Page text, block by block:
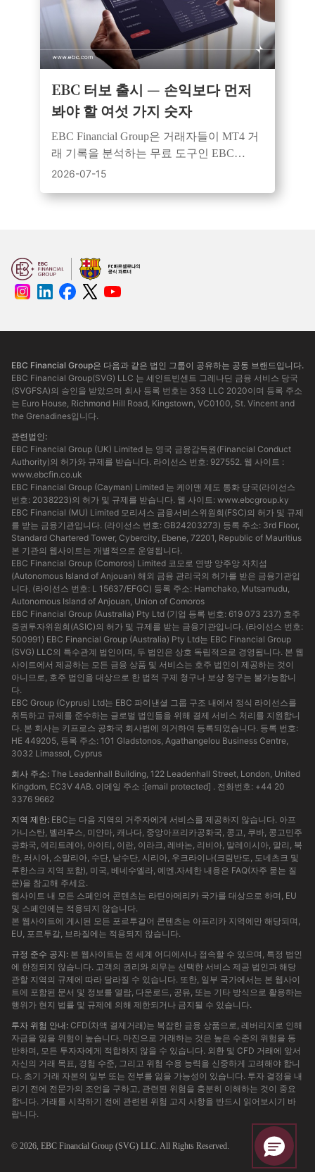
EBC 터보 출시 — 손익보다 먼저
봐야 할 여섯 가지 숫자
EBC Financial Group은 거래자들이 MT4 거
래 기록을 분석하는 무료 도구인 EBC
Turbo를 사용하여 성과, 위험 및 일관성을
2026-07-15
EBC Financial Group은 다음과 같은 법인 그룹이 공유하는 공동 브랜드입니다.
EBC Financial Group(SVG) LLC 는 세인트빈센트 그레나딘 금융 서비스 당국
(SVGFSA)의 승인을 받았으며 회사 등록 번호는 353 LLC 2020이며 등록 주소
는 Euro House, Richmond Hill Road, Kingstown, VC0100, St. Vincent and
the Grenadines입니다.
관련법인:
EBC Financial Group (UK) Limited 는 영국 금융감독원(Financial Conduct
Authority)의 허가와 규제를 받습니다. 라이선스 번호: 927552. 웹 사이트 :
www.ebcfin.co.uk
EBC Financial Group (Cayman) Limited 는 케이맨 제도 통화 당국(라이선스
번호: 2038223)의 허가 및 규제를 받습니다. 웹 사이트: www.ebcgroup.ky
EBC Financial (MU) Limited 모리셔스 금융서비스위원회(FSC)의 허가 및 규제
를 받는 금융기관입니다. (라이선스 번호: GB24203273) 등록 주소: 3rd Floor,
Standard Chartered Tower, Cybercity, Ebene, 72201, Republic of Mauritius
본 기관의 웹사이트는 개별적으로 운영됩니다.
EBC Financial Group (Comoros) Limited 코모로 연방 앙주앙 자치섬
(Autonomous Island of Anjouan) 해외 금융 관리국의 허가를 받은 금융기관입
니다. (라이선스 번호: L 15637/EFGC) 등록 주소: Hamchako, Mutsamudu,
Autonomous Island of Anjouan, Union of Comoros
EBC Financial Group (Australia) Pty Ltd (기업 등록 번호: 619 073 237) 호주
증권투자위원회(ASIC)의 허가 및 규제를 받는 금융기관입니다. (라이선스 번호:
500991) EBC Financial Group (Australia) Pty Ltd는 EBC Financial Group
(SVG) LLC의 특수관계 법인이며, 두 법인은 상호 독립적으로 경영됩니다. 본 웹
사이트에서 제공하는 모든 금융 상품 및 서비스는 호주 법인이 제공하는 것이
아니므로, 호주 법인을 대상으로 한 법적 구제 청구나 보상 청구는 불가능합니
다.
EBC Group (Cyprus) Ltd는 EBC 파이낸셜 그룹 구조 내에서 정식 라이선스를
취득하고 규제를 준수하는 글로벌 법인들을 위해 결제 서비스 처리를 지원합니
다. 본 회사는 키프로스 공화국 회사법에 의거하여 등록되었습니다. 등록 번호:
HE 449205, 등록 주소: 101 Gladstonos, Agathangelou Business Centre,
3032 Limassol, Cyprus
회사 주소: The Leadenhall Building, 122 Leadenhall Street, London, United
Kingdom, EC3V 4AB. 이메일 주소 :[email protected] . 전화번호: +44 20
3376 9662
지역 제한: EBC는 다음 지역의 거주자에게 서비스를 제공하지 않습니다. 아프
가니스탄, 벨라루스, 미얀마, 캐나다, 중앙아프리카공화국, 콩고, 쿠바, 콩고민주
공화국, 에리트레아, 아이티, 이란, 이라크, 레바논, 리비아, 말레이시아, 말리, 북
한, 러시아, 소말리아, 수단, 남수단, 시리아, 우크라이나(크림반도, 도네츠크 및
루한스크 지역 포함), 미국, 베네수엘라, 예멘.자세한 내용은 FAQ(자주 묻는 질
문)을 참고해 주세요.
웹사이트 내 모든 스페인어 콘텐츠는 라틴아메리카 국가를 대상으로 하며, EU
및 스페인에는 적용되지 않습니다.
본 웹사이트에 게시된 모든 포르투갈어 콘텐츠는 아프리카 지역에만 해당되며,
EU, 포르투갈, 브라질에는 적용되지 않습니다.
규정 준수 공지: 본 웹사이트는 전 세계 어디에서나 접속할 수 있으며, 특정 법인
에 한정되지 않습니다. 고객의 권리와 의무는 선택한 서비스 제공 법인과 해당
관할 지역의 규제에 따라 달라질 수 있습니다. 또한, 일부 국가에서는 본 웹사이
트에 포함된 문서 및 정보를 열람, 다운로드, 공유, 또는 기타 방식으로 활용하는
행위가 현지 법률 및 규제에 의해 제한되거나 금지될 수 있습니다.
투자 위험 안내: CFD(차액 결제거래)는 복잡한 금융 상품으로, 레버리지로 인해
자금을 잃을 위험이 높습니다. 마진으로 거래하는 것은 높은 수준의 위험을 동
반하며, 모든 투자자에게 적합하지 않을 수 있습니다. 외환 및 CFD 거래에 앞서
자신의 거래 목표, 경험 수준, 그리고 위험 수용 능력을 신중하게 고려해야 합니
다. 초기 거래 자본의 일부 또는 전부를 잃을 가능성이 있습니다. 투자 결정을 내
리기 전에 전문가의 조언을 구하고, 관련된 위험을 충분히 이해하는 것이 중요
합니다. 거래를 시작하기 전에 관련된 위험 고지 사항을 반드시 읽어보시기 바
랍니다.
© 2026, EBC Financial Group (SVG) LLC. All Rights Reserved.